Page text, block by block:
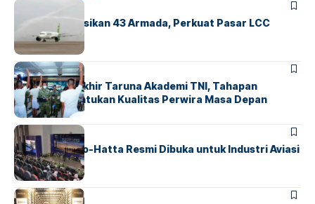
BANDARA
Citilink Operasikan 43 Armada, Perkuat Pasar LCC
Nasional
BERITA
Sidang Pantukhir Taruna Akademi TNI, Tahapan
Strategis Tentukan Kualitas Perwira Masa Depan
BANDARA BERITA
IALC Soekarno-Hatta Resmi Dibuka untuk Industri Aviasi
Dunia
BERITA